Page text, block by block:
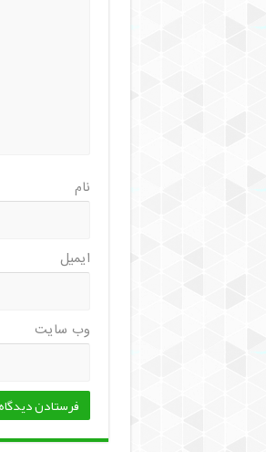
نام
ایمیل
وب‌ سایت